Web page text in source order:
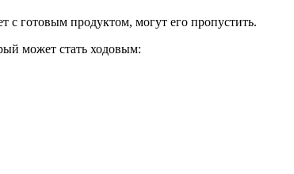
с готовым продуктом, могут его пропустить.
может стать ходовым: